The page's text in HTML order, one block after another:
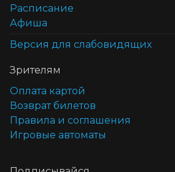
Расписание
Афиша
Версия для слабовидящих
Зрителям
Оплата картой
Возврат билетов
Правила и соглашения
Игровые автоматы